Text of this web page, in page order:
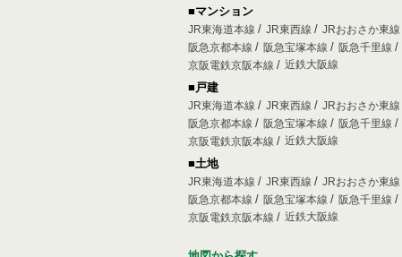
■マンション
JR東海道本線 JR東西線 JRおおさか東線
阪急京都本線
阪急宝塚本線 阪急千里線
京阪電鉄京阪本線
近鉄大阪線
■戸建
JR東海道本線 JR東西線 JRおおさか東線
阪急京都本線
阪急宝塚本線 阪急千里線
京阪電鉄京阪本線
近鉄大阪線
■土地
JR東海道本線 JR東西線 JRおおさか東線
阪急京都本線
阪急宝塚本線 阪急千里線
京阪電鉄京阪本線
近鉄大阪線